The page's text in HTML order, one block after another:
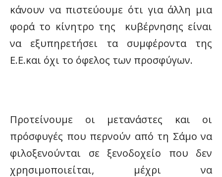
κάνουν να πιστεύουμε ότι για άλλη μια
φορά το κίνητρο της κυβέρνησης είναι
να εξυπηρετήσει τα συμφέροντα της
Ε.Ε.και όχι το όφελος των προσφύγων.
Προτείνουμε οι μετανάστες και οι
πρόσφυγές που περνούν από τη Σάμο να
φιλοξενούνται σε ξενοδοχείο που δεν
χρησιμοποιείται, μέχρι να